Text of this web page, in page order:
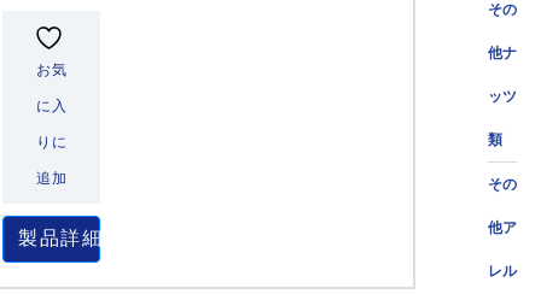
その
他ナ
ッツ
類
その
他ア
レル
お気
に入
りに
追加
製品詳細